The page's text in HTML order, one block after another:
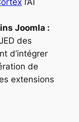
l’AI
Joomla :
des
d’intégrer
de
extensions